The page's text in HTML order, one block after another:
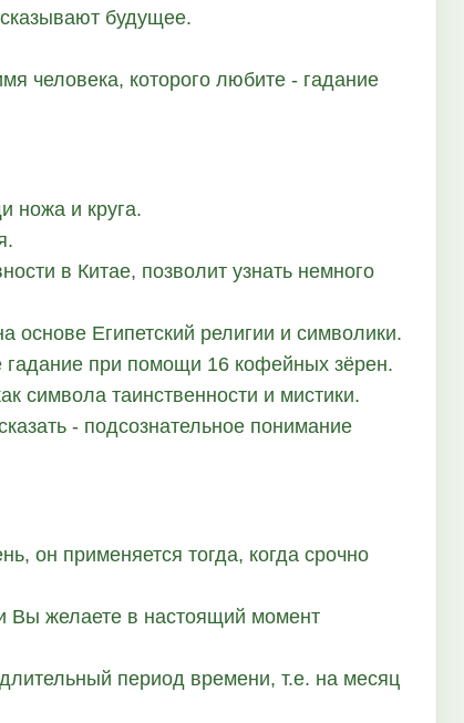
будущее.
человека, которого любите - гадание
ножа и круга.
в Китае, позволит узнать немного
основе Египетский религии и символики.
гадание при помощи 16 кофейных зёрен.
символа таинственности и мистики.
- подсознательное понимание
он применяется тогда, когда срочно
Вы желаете в настоящий момент
период времени, т.е. на месяц